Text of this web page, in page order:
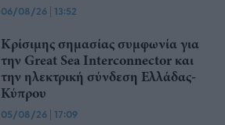
06/08/26 | 13:52
Κρίσιμης σημασίας συμφωνία για
την Great Sea Interconnector και
την ηλεκτρική σύνδεση Ελλάδας-
Κύπρου
05/08/26 | 17:09